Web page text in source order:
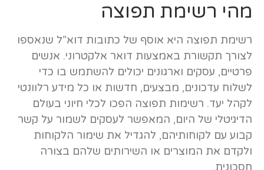
מהי רשימת תפוצה
רשימת תפוצה היא אוסף של כתובות דוא”ל שנאספו
לצורך תקשורת באמצעות דואר אלקטרוני. אנשים
פרטיים, עסקים וארגונים יכולים להשתמש בו כדי
לשלוח עדכונים, מבצעים, חדשות או כל מידע רלוונטי
לקהל יעד. רשימות תפוצה הפכו לכלי חיוני בעולם
הדיגיטלי של היום, המאפשר לעסקים לשמור על קשר
קבוע עם לקוחותיהם, להגדיל את שימור הלקוחות
ולקדם את המוצרים או השירותים שלהם בצורה
חסכונית.